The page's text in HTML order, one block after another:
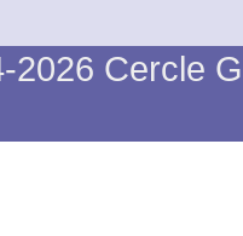
2026 Cercle